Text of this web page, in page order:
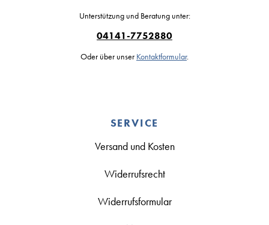
Unterstützung und Beratung unter:
04141-7752880
Oder über unser Kontaktformular.
SERVICE
Versand und Kosten
Widerrufsrecht
Widerrufsformular